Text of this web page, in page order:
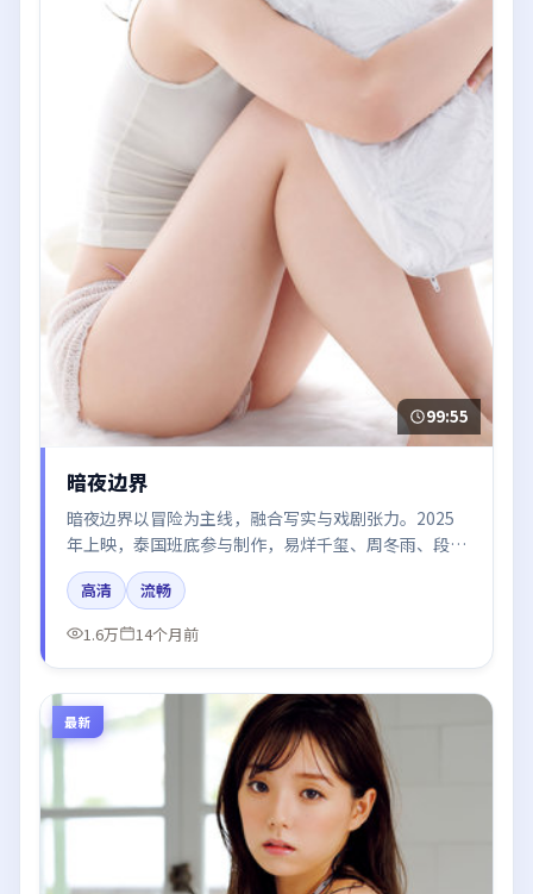
99:55
暗夜边界
暗夜边界以冒险为主线，融合写实与戏剧张力。2025
年上映，泰国班底参与制作，易烊千玺、周冬雨、段奕
宏在片中呈现细腻表演，影像风格统一，配乐与剪辑强
化了情绪曲线。
高清
流畅
1.6万
14个月前
最新